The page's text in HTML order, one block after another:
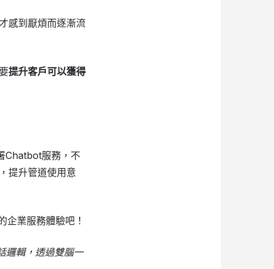
感到厭煩而逐漸流
提升客戶可以獲得
Chatbot服務，不
提升管道使用意
業服務體驗吧！
邏輯，透過雙腦一